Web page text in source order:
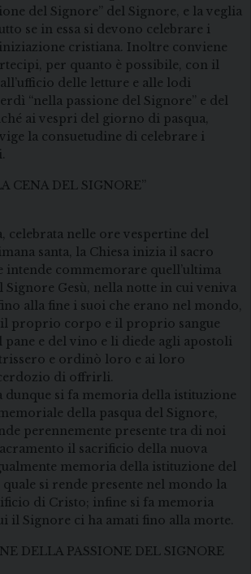
del Signore” del Signore, e la veglia
se in essa si devono celebrare i
cristiana. Inoltre conviene
per quanto è possibile, con il
delle letture e alle lodi
“nella passione del Signore” e del
ai vespri del giorno di pasqua,
la consuetudine di celebrare i
CENA DEL SIGNORE”
celebrata nelle ore vespertine del
santa, la Chiesa inizia il sacro
intende commemorare quell’ultima
Signore Gesù, nella notte in cui veniva
alla fine i suoi che erano nel mondo,
proprio corpo e il proprio sangue
pane e del vino e li diede agli apostoli
e ordinò loro e ai loro
di offrirli.
dunque si fa memoria della istituzione
della pasqua del Signore,
perennemente presente tra di noi
il sacrificio della nuova
memoria della istituzione del
si rende presente nel mondo la
di Cristo; infine si fa memoria
il Signore ci ha amati fino alla morte.
DELLA PASSIONE DEL SIGNORE